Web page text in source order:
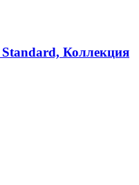
Коллекция